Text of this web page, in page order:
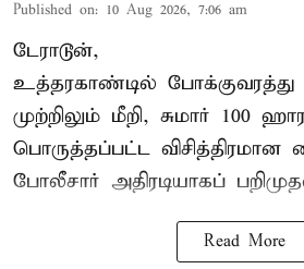
Published on: 10 Aug 2026, 7:06 am
டேராடூன்,
உத்தரகாண்டில் போக்குவரத்து
முற்றிலும் மீறி, சுமார் 100
பொருத்தப்பட்ட
போலீசார் அதிரடியாகப்
Read More